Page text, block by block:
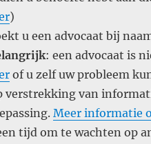
)
u een advocaat bij
: een advocaat is
of u zelf uw probleem
verstrekking van
Meer informatie
tijd om te wachten op